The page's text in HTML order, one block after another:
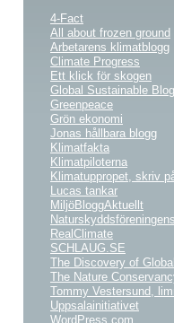
4-Fact
All about frozen ground
Arbetarens klimatblogg
Climate Progress
Ett klick för skogen
Global Sustainable
Greenpeace
Grön ekonomi
Jonas hållbara blogg
Klimatfakta
Klimatpiloterna
Klimatuppropet, skriv
Lucas tankar
MiljöBloggAktuellt
RealClimate
SCHLAUG.SE
The Discovery of
The Nature
Tommy Vestersund,
Uppsalainitiativet
WordPress.com